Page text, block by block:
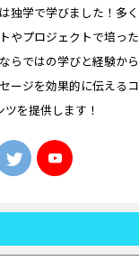
独学で学びました！多く
やプロジェクトで培った
らではの学びと経験から
ージを効果的に伝えるコ
ツを提供します！